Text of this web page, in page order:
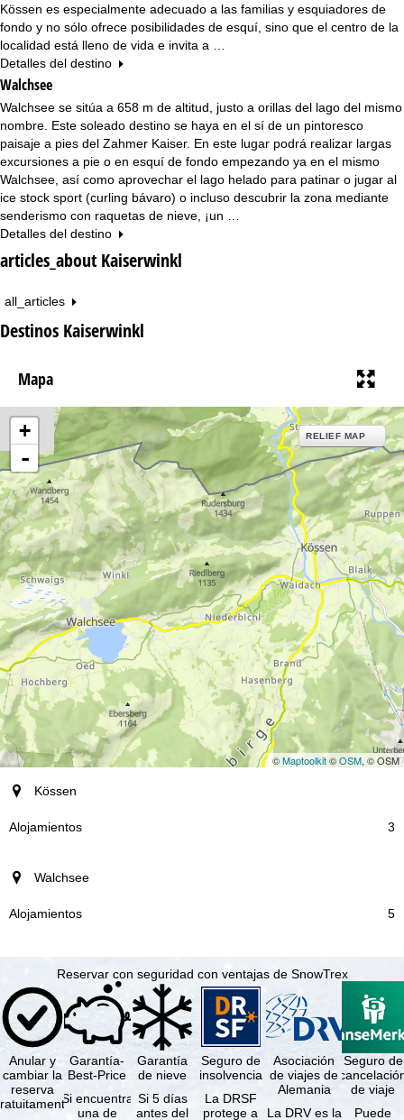
p
a
l
Kössen es especialmente adecuado a las familias y esquiadores de
fondo y no sólo ofrece posibilidades de esquí, sino que el centro de la
localidad está lleno de vida e invita a …
Detalles del destino
Walchsee
Walchsee se sitúa a 658 m de altitud, justo a orillas del lago del mismo
nombre. Este soleado destino se haya en el sí de un pintoresco
paisaje a pies del Zahmer Kaiser. En este lugar podrá realizar largas
excursiones a pie o en esquí de fondo empezando ya en el mismo
Walchsee, así como aprovechar el lago helado para patinar o jugar al
ice stock sport (curling bávaro) o incluso descubrir la zona mediante
senderismo con raquetas de nieve, ¡un …
Detalles del destino
articles_about Kaiserwinkl
all_articles
Destinos Kaiserwinkl
Mapa
+
-
RELIEF MAP
©Maptoolkit©OSM, © OSM
Destino
Alojamientos
Kössen
3
Walchsee
5
Reservar con seguridad con ventajas de SnowTrex
Anular y
cambiar la
reserva
Garantía-
Best-Price
Si encuentra
una de
Garantía
de nieve
Si 5 días
antes del
Seguro de
insolvencia
La DRSF
protege a
Asociación
de viajes de
Alemania
La DRV es la
Seguro de
de viaje
Puede